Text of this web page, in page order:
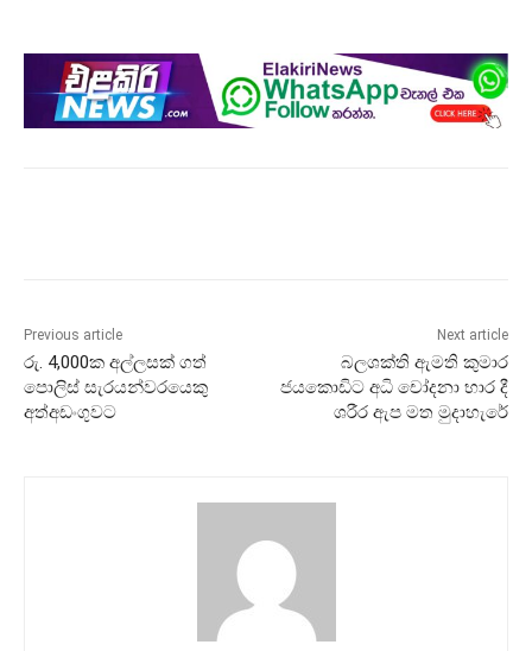
Previous article
රු. 4,000ක අල්ලසක් ගත්
පොලිස් සැරයන්වරයෙකු
අත්අඩංගුවට
Next article
බලශක්ති ඇමති කුමාර
ජයකොඩිට අධි චෝදනා භාර දී
ශරීර ඇප මත මුදාහැරේ